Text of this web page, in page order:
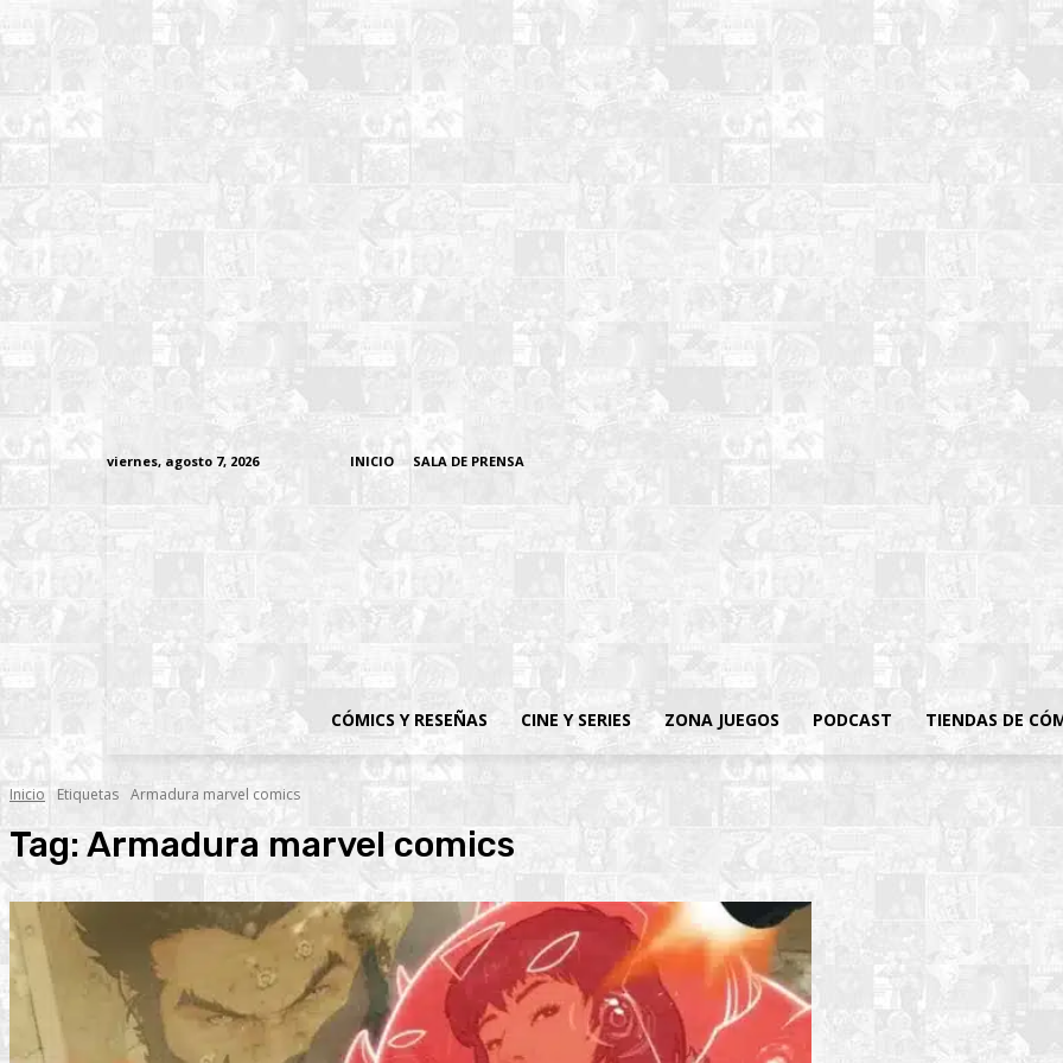
viernes, agosto 7, 2026 INICIO SALA DE PRENSA
CÓMICS Y RESEÑAS CINE Y SERIES ZONA JUEGOS PODCAST TIENDAS DE
Inicio Etiquetas Armadura marvel comics
Tag:Armadura marvel comics